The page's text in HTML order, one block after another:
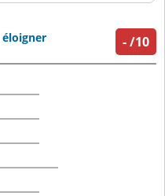
-/10
éloigner